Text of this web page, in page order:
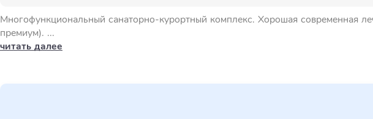
Многофункциональный санаторно-курортный комплекс. Хорошая современная
премиум). ...
читать далее